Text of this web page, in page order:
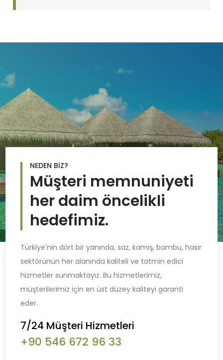
NEDEN BİZ?
Müşteri memnuniyeti
her daim öncelikli
hedefimiz.
Türkiye'nin dört bir yanında, saz, kamış, bambu, hasır
sektörünün her alanında kaliteli ve tatmin edici
hizmetler sunmaktayız. Bu hizmetlerimiz,
müşterilerimiz için en üst düzey kaliteyi garanti
eder.
7/24 Müşteri Hizmetleri
+90 546 672 96 33